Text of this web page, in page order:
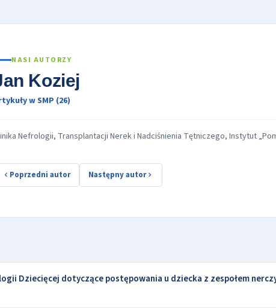
NASI AUTORZY
Koziej
w SMP (26)
Nefrologii, Transplantacji Nerek i Nadciśnienia Tętniczego, Instytut
Poprzedni autor Następny autor
Dziecięcej dotyczące postępowania u dziecka z zespołem